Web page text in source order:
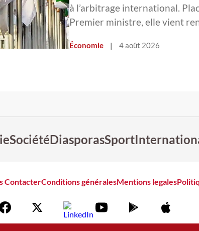
à l’arbitrage international.
Premier ministre, elle vient
Économie | 4 août 2026
SociétéDiasporasSport
ContacterConditions généralesMentions legales